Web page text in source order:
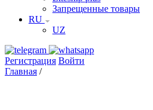
Запрещенные товары
RU
UZ
Регистрация Войти
Главная /